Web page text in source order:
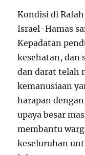
Kondisi di
Israel-Hamas
Kepadatan
kesehatan, dan
dan darat telah
kemanusiaan
harapan
upaya besar
membantu
keseluruhan